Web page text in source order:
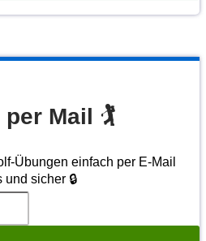
per Mail 🏌
Übungen einfach per E-Mail
sicher 🔒